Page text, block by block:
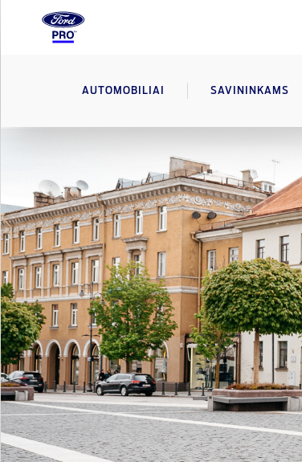
AUTOMOBILIAI SAVININKAMS